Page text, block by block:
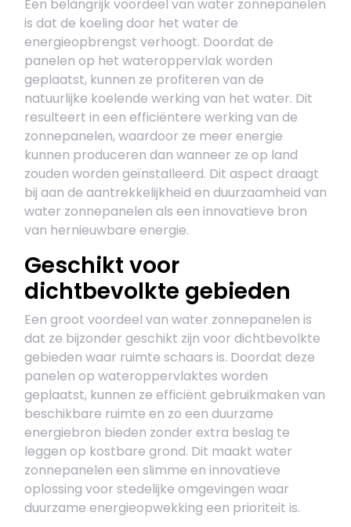
Een belangrijk voordeel van water zonnepanelen
is dat de koeling door het water de
energieopbrengst verhoogt. Doordat de
panelen op het wateroppervlak worden
geplaatst, kunnen ze profiteren van de
natuurlijke koelende werking van het water. Dit
resulteert in een efficiëntere werking van de
zonnepanelen, waardoor ze meer energie
kunnen produceren dan wanneer ze op land
zouden worden geïnstalleerd. Dit aspect draagt
bij aan de aantrekkelijkheid en duurzaamheid van
water zonnepanelen als een innovatieve bron
van hernieuwbare energie.
Geschikt voor
dichtbevolkte gebieden
Een groot voordeel van water zonnepanelen is
dat ze bijzonder geschikt zijn voor dichtbevolkte
gebieden waar ruimte schaars is. Doordat deze
panelen op wateroppervlaktes worden
geplaatst, kunnen ze efficiënt gebruikmaken van
beschikbare ruimte en zo een duurzame
energiebron bieden zonder extra beslag te
leggen op kostbare grond. Dit maakt water
zonnepanelen een slimme en innovatieve
oplossing voor stedelijke omgevingen waar
duurzame energieopwekking een prioriteit is.